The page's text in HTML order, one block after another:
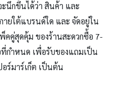
นึกขึ้นได้ว่า สินค้า และ
ยใต้แบรนด์ใด และ จัดอยู่ใน
คู่สุดคุ้ม ของร้านสะดวกซื้อ 7-
กำหนด เพื่อรับของแถมเป็น
ร์มาร์เก็ต เป็นต้น